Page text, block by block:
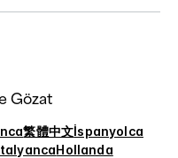
Gözat
繁體中文İspanyolca
Hollanda